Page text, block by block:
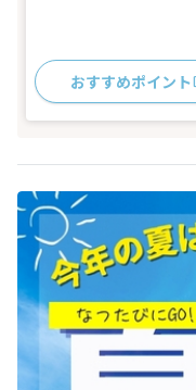
おすすめポイント